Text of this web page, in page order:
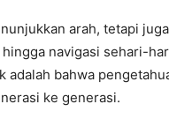
arah, tetapi
navigasi sehari-
bahwa
ke generasi.